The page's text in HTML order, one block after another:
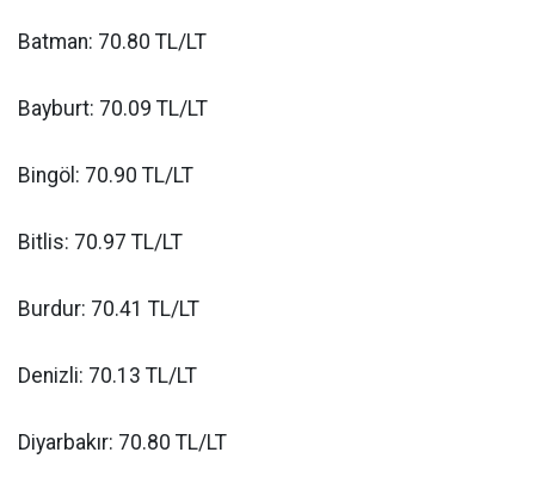
Batman: 70.80 TL/LT
Bayburt: 70.09 TL/LT
Bingöl: 70.90 TL/LT
Bitlis: 70.97 TL/LT
Burdur: 70.41 TL/LT
Denizli: 70.13 TL/LT
Diyarbakır: 70.80 TL/LT